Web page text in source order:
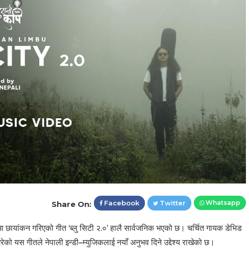
Share On: Facebook Twitter Whatsapp
गरिएको गीत ‘ब्लु सिटी २.०’ हालै सार्वजनिक भएको छ। चर्चित गायक डेभिड
यस गीतले नेपाली इन्डी–म्युजिकलाई नयाँ अनुभव दिने उद्देश्य राखेको छ।